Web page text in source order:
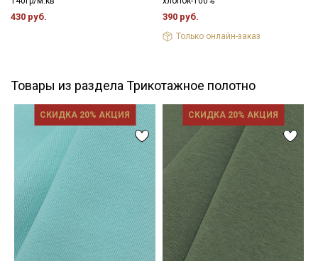
430 руб. 390 руб.
Только онлайн-заказ
Товары из раздела Трикотажное полотно
СКИДКА 20% АКЦИЯ СКИДКА 20% АКЦИЯ